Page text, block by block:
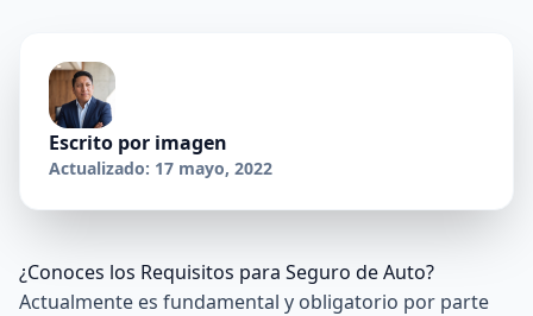
Escrito por imagen
Actualizado: 17 mayo, 2022
¿Conoces los Requisitos para Seguro de Auto?
Actualmente es fundamental y obligatorio por parte